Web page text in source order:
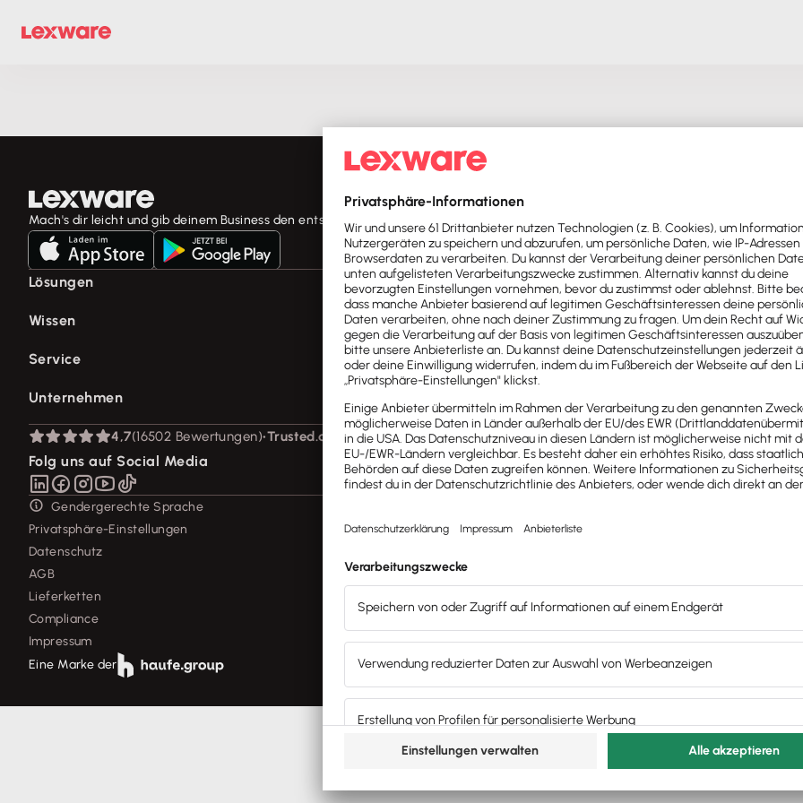
Mach's dir leicht und gib deinem Business den entscheidenden Push – mit unserer Software für Buchhaltung & Lohn.
Lösungen
E-Rechnung Software
Buchhaltungssoftware
Branchenlösungen
Erweiterungen & Partner
Wissen
Fachwissen für Unternehmer
Lexware Akademie
Tell Your Story
Das Lena Prinzip
Service
Support für Lexware Office
Für Steuerberater
Partner werden
Affiliate-Partner werden
Support für Desktop-Produkte
Forum
Mein Konto
Unternehmen
Über Lexware
Presse
Soziale Verantwortung
Karriere
4,7(16502 Bewertungen)•Trusted.de
Folg uns auf Social Media
Gendergerechte Sprache
Privatsphäre-Einstellungen
Datenschutz
AGB
Lieferketten
Compliance
Impressum
Eine Marke der